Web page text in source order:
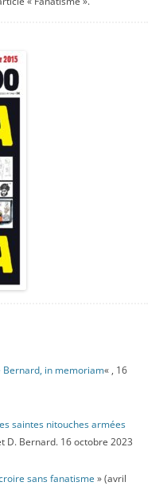
Bernard, in memoriam« , 16
saintes nitouches armées
D. Bernard. 16 octobre 2023
sans fanatisme » (avril